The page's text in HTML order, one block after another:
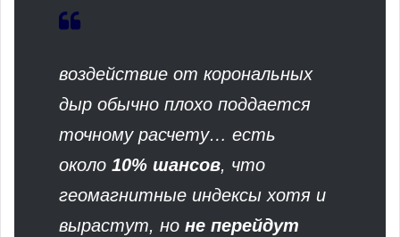
воздействие от корональных
дыр обычно плохо поддается
точному расчету… есть
около 10% шансов, что
геомагнитные индексы хотя и
вырастут, но не перейдут